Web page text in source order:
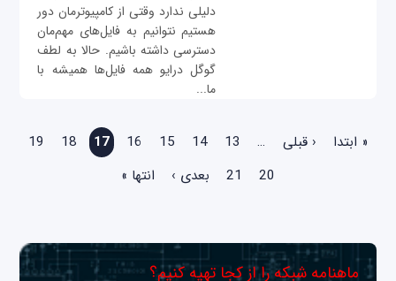
دلیلی ندارد وقتی از کامپیوترمان دور
هستیم نتوانیم به فایل‌های مهم‌مان
دسترسی داشته باشیم. حالا به لطف
گوگل درایو همه فایل‌ها همیشه با
ما...
« ابتدا ‹ قبلی …
13
14
15
16
17
18
19
20
21 بعدی › انتها »
ماهنامه شبکه را از کجا تهیه کنیم؟